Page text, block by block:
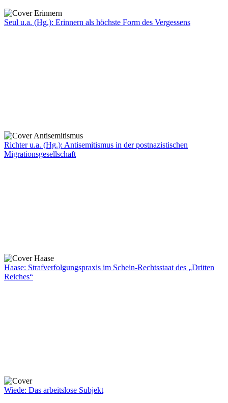
Seul u.a. (Hg.): Erinnern als höchste Form des Vergessens
Richter u.a. (Hg.): Antisemitismus in der postnazistischen
Migrationsgesellschaft
Haase: Strafverfolgungspraxis im Schein-Rechtsstaat des „Dritten
Reiches“
Wiede: Das arbeitslose Subjekt